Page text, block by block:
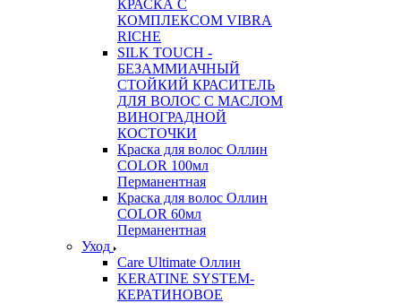
КРАСКА С
КОМПЛЕКСОМ VIBRA
RICHE
SILK TOUCH -
БЕЗАММИАЧНЫЙ
СТОЙКИЙ КРАСИТЕЛЬ
ДЛЯ ВОЛОС С МАСЛОМ
ВИНОГРАДНОЙ
КОСТОЧКИ
Краска для волос Оллин
COLOR 100мл
Перманентная
Краска для волос Оллин
COLOR 60мл
Перманентная
Уход
Care Ultimate Оллин
KERATINE SYSTEM-
КЕРАТИНОВОЕ